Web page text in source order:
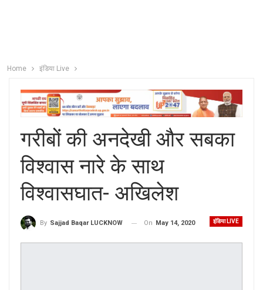
Home इंडिया Live
गरीबों की अनदेखी और सबका
विश्वास नारे के साथ
विश्वासघात- अखिलेश
इंडिया LIVE
By Sajjad Baqar LUCKNOW On May 14, 2020